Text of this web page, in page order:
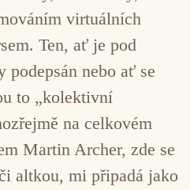
virtuálních
Ten, ať je pod
nebo ať se
to „kolektivní
na celkovém
Martin Archer, zde se
altkou, mi připadá jako